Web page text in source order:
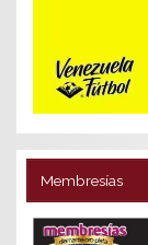
Membresías